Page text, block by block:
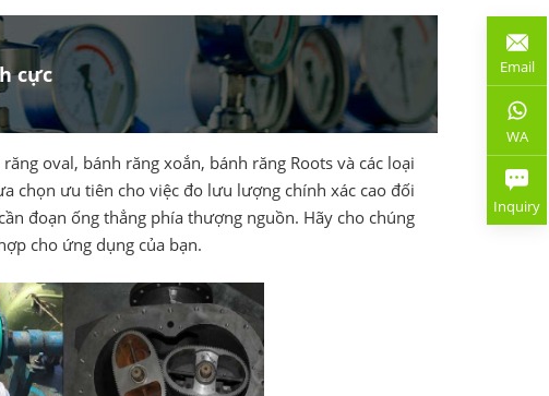
cực
oval, bánh răng xoắn, bánh răng Roots và các loại
chọn ưu tiên cho việc đo lưu lượng chính xác cao đối
đoạn ống thẳng phía thượng nguồn. Hãy cho chúng
cho ứng dụng của bạn.
Email
WA
Inquiry